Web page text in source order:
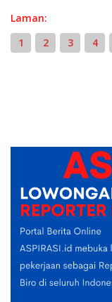
Laman:
1
2 3 4